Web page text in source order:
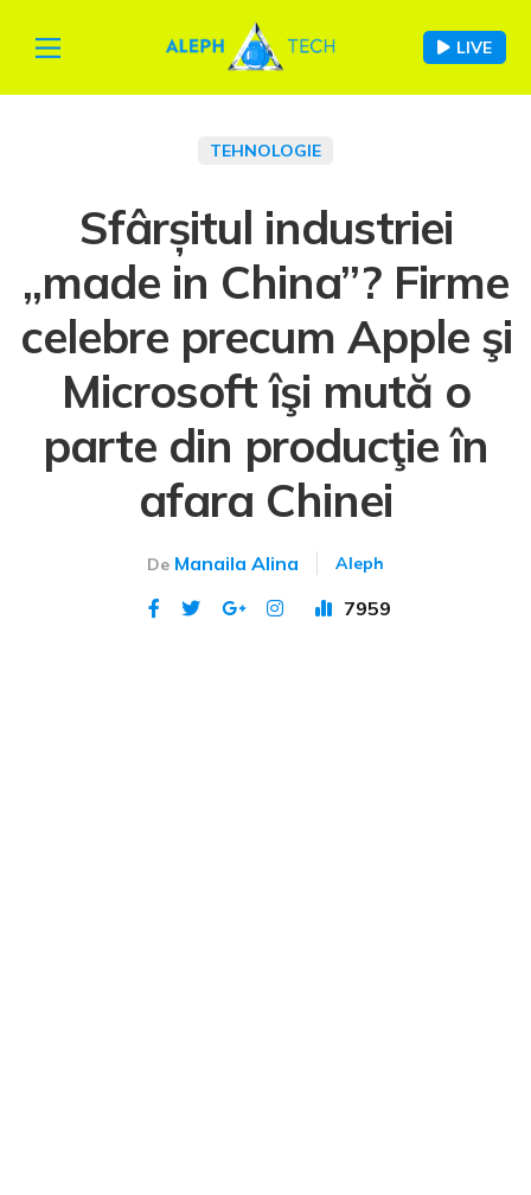
LIVE
TEHNOLOGIE
Sfârșitul industriei
„made in China”? Firme
celebre precum Apple şi
Microsoft îşi mută o
parte din producţie în
afara Chinei
De Manaila Alina Aleph
7959